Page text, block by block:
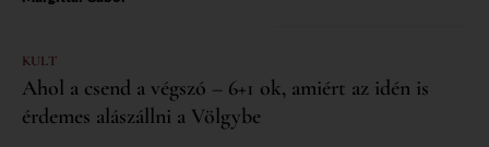
KULT
Ahol a csend a végszó – 6+1 ok, amiért az idén is
érdemes alászállni a Völgybe